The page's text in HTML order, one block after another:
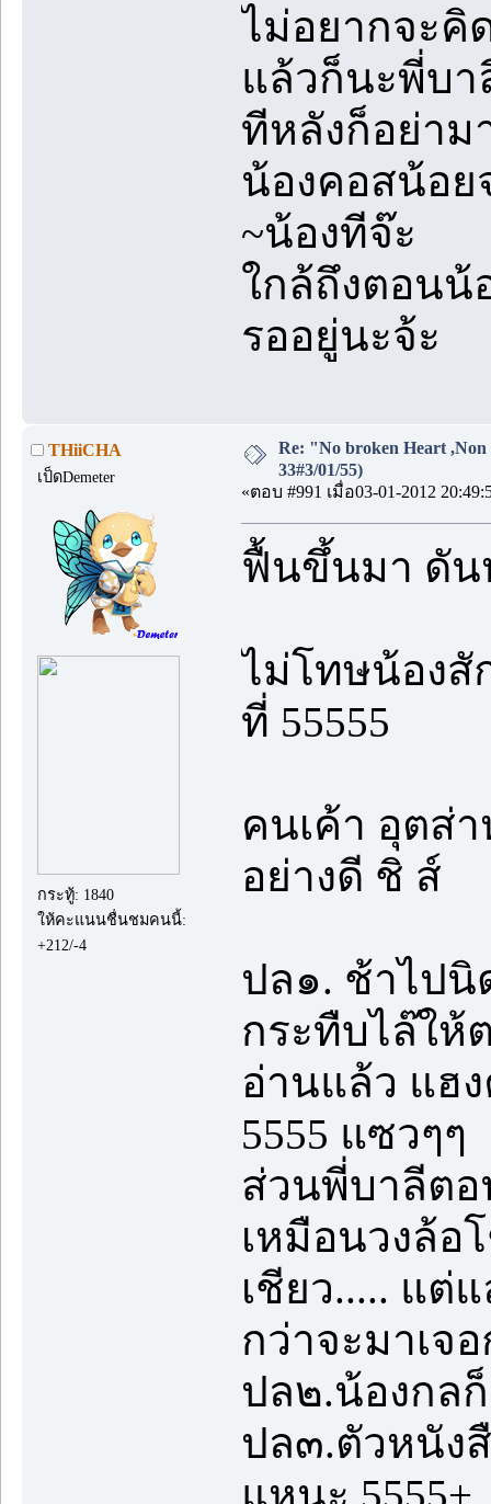
ไม่อยากจะคิ
แล้วก็นะพี่บา
ทีหลังก็อย่าม
น้องคอสน้อย
~น้องทีจ๊ะ
ใกล้ถึงตอนน้
รออยู่นะจ้ะ
THiiCHA
เป็ดDemeter
กระทู้: 1840
ให้คะแนนชื่นชมคนนี้:
+212/-4
Re: "No broken Heart
33#3/01/55)
«ตอบ #991 เมื่อ03-01-2012
ฟื้นขึ้นมา ดั
ไม่โทษน้องสั
ที่ 55555
คนเค้า อุตส่
อย่างดี ชิ ส์
ปล๑. ช้าไป
กระทืบไล๊ให้
อ่านแล้ว แฮ
5555 แซวๆๆ
ส่วนพี่บาลีตอ
เหมือนวงล้อ
เชียว..... แต่
กว่าจะมาเ
ปล๒.น้องกล
ปล๓.ตัวหนัง
แหนะ 5555+